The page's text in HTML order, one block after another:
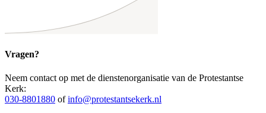
Vragen?
Neem contact op met de dienstenorganisatie van de Protestantse
Kerk:
030-8801880 ofinfo@protestantsekerk.nl